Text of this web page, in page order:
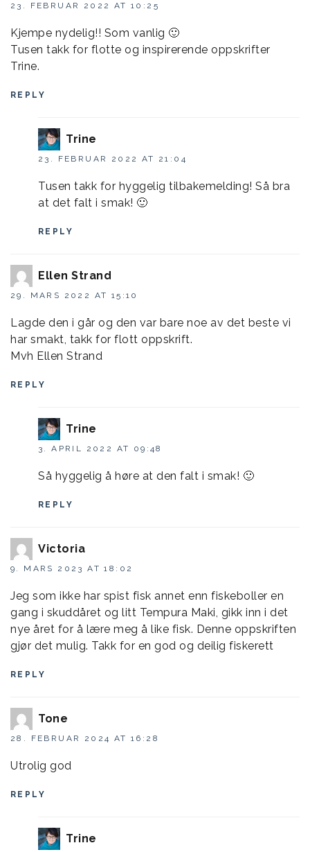
23. FEBRUAR 2022 AT 10:25
Kjempe nydelig!! Som vanlig 🙂
Tusen takk for flotte og inspirerende oppskrifter
Trine.
REPLY
Trine
23. FEBRUAR 2022 AT 21:04
Tusen takk for hyggelig tilbakemelding! Så bra
at det falt i smak! 🙂
REPLY
Ellen Strand
29. MARS 2022 AT 15:10
Lagde den i går og den var bare noe av det beste vi
har smakt, takk for flott oppskrift.
Mvh Ellen Strand
REPLY
Trine
3. APRIL 2022 AT 09:48
Så hyggelig å høre at den falt i smak! 🙂
REPLY
Victoria
9. MARS 2023 AT 18:02
Jeg som ikke har spist fisk annet enn fiskeboller en
gang i skuddåret og litt Tempura Maki, gikk inn i det
nye året for å lære meg å like fisk. Denne oppskriften
gjør det mulig. Takk for en god og deilig fiskerett
REPLY
Tone
28. FEBRUAR 2024 AT 16:28
Utrolig god
REPLY
Trine